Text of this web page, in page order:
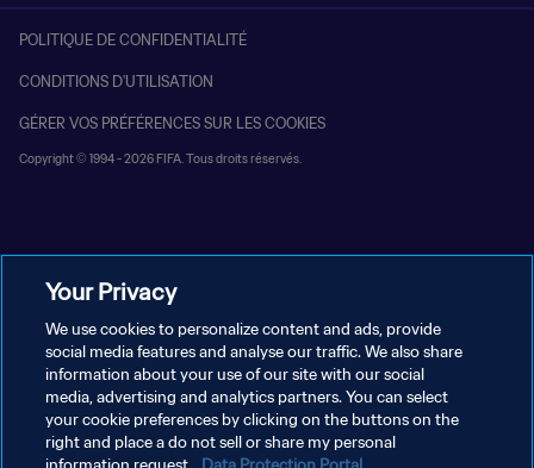
POLITIQUE DE CONFIDENTIALITÉ
CONDITIONS D'UTILISATION
GÉRER VOS PRÉFÉRENCES SUR LES COOKIES
Copyright © 1994 - 2026 FIFA. Tous droits réservés.
Your Privacy
We use cookies to personalize content and ads, provide
social media features and analyse our traffic. We also share
information about your use of our site with our social
media, advertising and analytics partners. You can select
your cookie preferences by clicking on the buttons on the
right and place a do not sell or share my personal